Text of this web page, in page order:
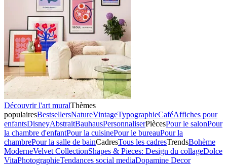
Découvrir l'art muralThèmes
populairesBestsellersNatureVintageTypographieCaféAffiches pour
enfantsDisneyAbstraitBauhausPersonnaliserPiècesPour le salonPour
la chambre d'enfantPour la cuisinePour le bureauPour la
chambrePour la salle de bainCadresTous les cadresTrendsBohème
ModerneVelvet CollectionShapes & Pieces: Design du collageDolce
VitaPhotographieTendances social mediaDopamine Decor